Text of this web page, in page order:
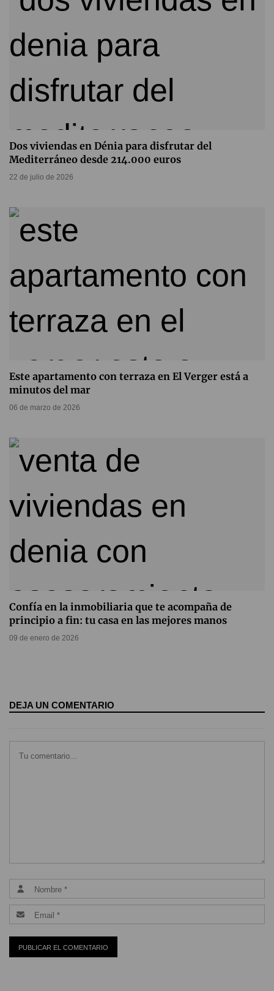
Dos viviendas en Dénia para disfrutar del
Mediterráneo desde 214.000 euros
22 de julio de 2026
Este apartamento con terraza en El Verger está a
minutos del mar
06 de marzo de 2026
Confía en la inmobiliaria que te acompaña de
principio a fin: tu casa en las mejores manos
09 de enero de 2026
DEJA UN COMENTARIO